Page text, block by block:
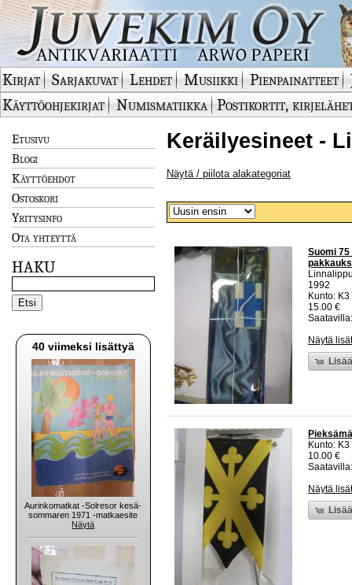
Kirjat Sarjakuvat Lehdet Musiikki Pienpainatteet
Käyttöohjekirjat
Numismatiikka Postikortit,
Etusivu
Blogi
Käyttöehdot
Ostoskori
Yritysinfo
Ota yhteyttä
HAKU
40 viimeksi lisättyä
Aurinkomatkat -Solresor kesä-
sommaren 1971 -matkaesite
Näytä
Keräilyesineet -
Näytä / piilota alakategoriat
Suomi
1992
Kunto:
15.00 €
Näytä
Kunto:
10.00 €
Näytä